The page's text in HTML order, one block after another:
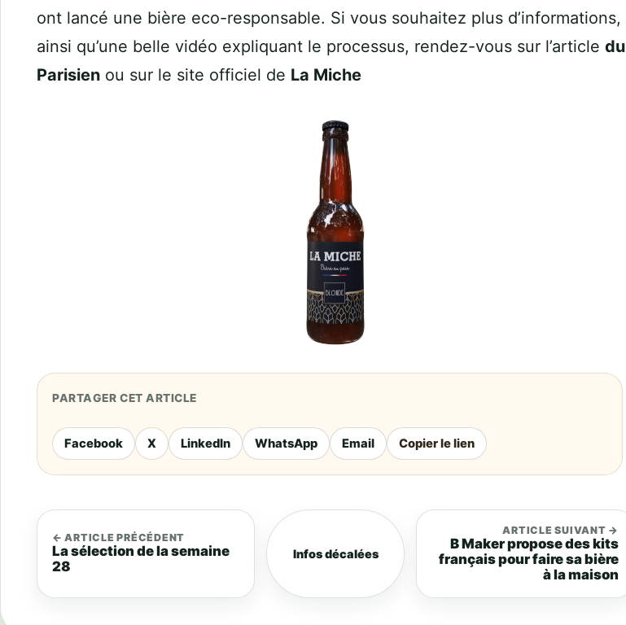
ont lancé une bière eco-responsable. Si vous souhaitez plus d’informations,
ainsi qu’une belle vidéo expliquant le processus, rendez-vous sur l’article du
Parisien ou sur le site officiel de La Miche
PARTAGER CET ARTICLE
Facebook X LinkedIn WhatsApp Email Copier le lien
← ARTICLE PRÉCÉDENT
La sélection de la semaine
28
Infos décalées
ARTICLE SUIVANT →
B Maker propose des kits
français pour faire sa bière
à la maison